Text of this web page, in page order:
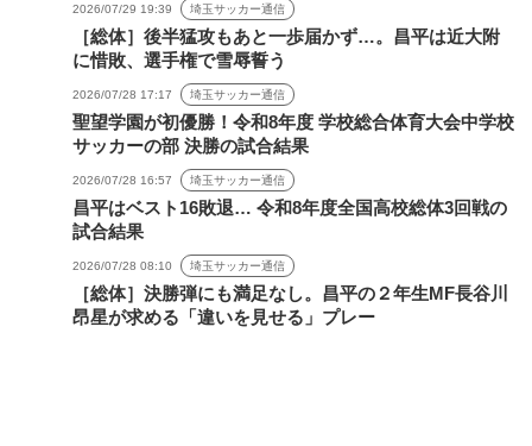
2026/07/29 19:39 埼玉サッカー通信
［総体］後半猛攻もあと一歩届かず…。昌平は近大附
に惜敗、選手権で雪辱誓う
2026/07/28 17:17 埼玉サッカー通信
聖望学園が初優勝！令和8年度 学校総合体育大会中学校
サッカーの部 決勝の試合結果
2026/07/28 16:57 埼玉サッカー通信
昌平はベスト16敗退… 令和8年度全国高校総体3回戦の
試合結果
2026/07/28 08:10 埼玉サッカー通信
［総体］決勝弾にも満足なし。昌平の２年生MF長谷川
昂星が求める「違いを見せる」プレー